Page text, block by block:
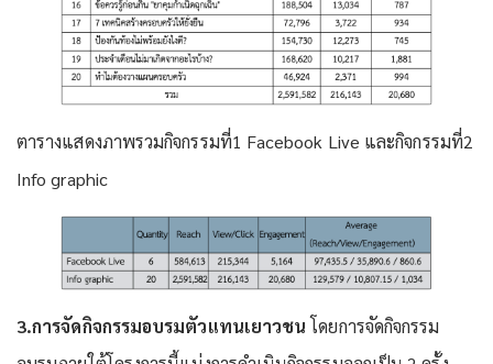
ตารางแสดงภาพรวมกิจกรรมที่1 Facebook Live และกิจกรรมที่2
Info graphic
3.การจัดกิจกรรมอบรมตัวแทนเยาวชน โดยการจัดกิจกรรม